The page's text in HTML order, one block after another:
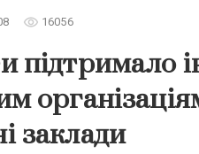
remove_red_eye 16056
підтримало
заклади